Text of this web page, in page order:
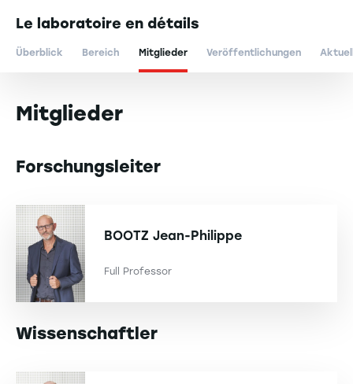
Le laboratoire en détails
Überblick Bereich Mitglieder Veröffentlichungen
Mitglieder
Forschungsleiter
BOOTZ Jean-Philippe
Full Professor
Wissenschaftler